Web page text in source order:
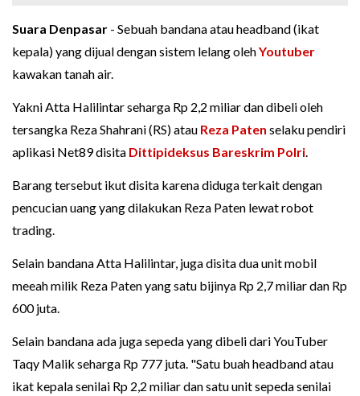
Suara Denpasar - Sebuah bandana atau headband (ikat
kepala) yang dijual dengan sistem lelang olehYoutuber
kawakan tanah air.
Yakni Atta Halilintar seharga Rp 2,2 miliar dan dibeli oleh
tersangka Reza Shahrani (RS) atau Reza Paten selaku pendiri
aplikasi Net89 disita Dittipideksus Bareskrim Polri.
Barang tersebut ikut disita karena diduga terkait dengan
pencucian uang yang dilakukan Reza Paten lewat robot
trading.
Selain bandana Atta Halilintar, juga disita dua unit mobil
meeah milik Reza Paten yang satu bijinya Rp 2,7 miliar dan Rp
600 juta.
Selain bandana ada juga sepeda yang dibeli dari YouTuber
Taqy Malik seharga Rp 777 juta. "Satu buah headband atau
ikat kepala senilai Rp 2,2 miliar dan satu unit sepeda senilai